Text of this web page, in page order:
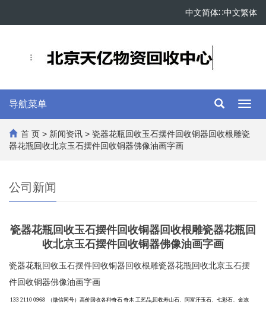
中文繁体
∷
中文简体
导航菜单
首 页 > 新闻资讯 > 瓷器花瓶回收玉石摆件回收铜器回收根雕瓷
器花瓶回收北京玉石摆件回收铜器佛像油画字画
公司新闻
瓷器花瓶回收玉石摆件回收铜器回收根雕瓷器花瓶回
收北京玉石摆件回收铜器佛像油画字画
瓷器花瓶回收玉石摆件回收铜器回收根雕瓷器花瓶回收北京玉石摆
件回收铜器佛像油画字画
133 2110 0968 （微信同号） 高价回收各种奇石 奇木 工艺品,回收寿山石、阿富汗玉石、七彩石、金冻